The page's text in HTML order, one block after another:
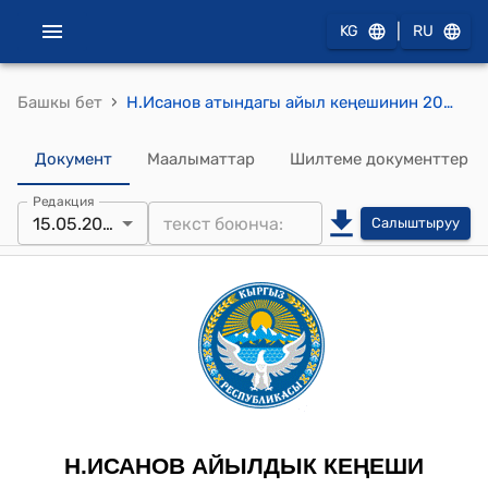
KG RU
Башкы бет › Н.Исанов атындагы айыл кеңешинин 2021-жылдын 15-майы № 21-2 "Айыл өкмөтүнүн системалык каттоодон өткөн токтомдоруна өзгөртүү киргизүү жөнүндө" токтому
Документ Маалыматтар Шилтеме документтер
Редакция
15.05.2021 Салыштыруу